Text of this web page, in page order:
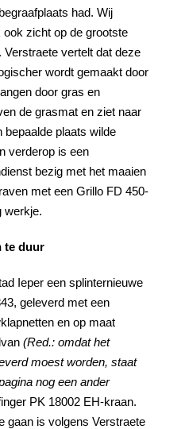
had. Wij
zicht op de grootste
vertelt dat deze
wordt gemaakt door
door gras en
de grasmat en ziet naar
bepaalde plaats wilde
verderop is een
bezig met het maaien
met een Grillo FD 450-
werkje.
te duur
Ieper een splinternieuwe
geleverd met een
en op maat
(Red.: omdat het
moest worden, staat
nog een ander
PK 18002 EH-kraan.
gaan is volgens Verstraete